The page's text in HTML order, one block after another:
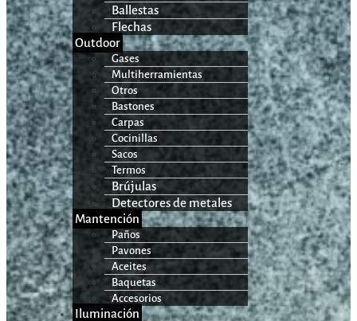
Ballestas
Flechas
Outdoor
Gases
Multiherramientas
Otros
Bastones
Carpas
Cocinillas
Sacos
Termos
Brújulas
Detectores de metales
Mantención
Paños
Pavones
Aceites
Baquetas
Accesorios
Iluminación